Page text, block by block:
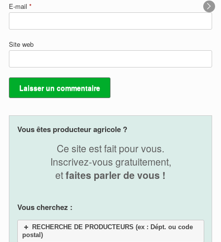
E-mail *
Site web
A
Vous êtes producteur agricole ?
Ce site est fait pour vous.
Inscrivez-vous gratuitement,
etfaites parler de vous !
Vous cherchez :
RECHERCHE DE PRODUCTEURS (ex : Dépt. ou code
postal)